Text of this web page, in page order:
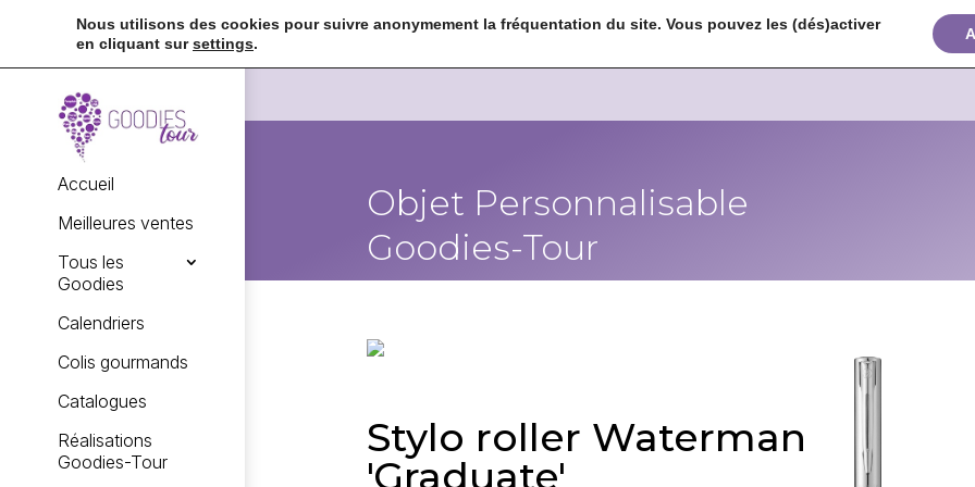
 
Accueil
Meilleures ventes
Tous les
Goodies
Calendriers
Colis gourmands
Catalogues
Réalisations
Goodies-Tour
Objet Personnalisable
Goodies-Tour
Stylo roller Waterman
'Graduate'
Nous utilisons des cookies pour suivre anonymement la fréquentation du site. Vous pouvez les (dés)activer
en cliquant sursettings.